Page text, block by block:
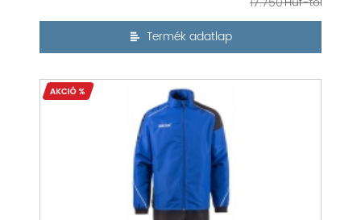
Termék adatlap